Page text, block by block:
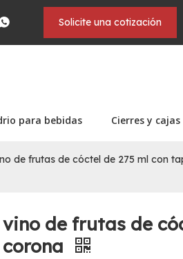
Solicite una cotización
para bebidas Cierres y
de frutas de cóctel de 275 ml con
de frutas de